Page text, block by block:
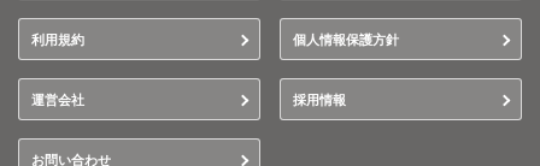
利用規約 個人情報保護方針
運営会社 採用情報
お問い合わせ